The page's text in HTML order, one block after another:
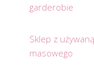
garderobie
Sklep z
masowego